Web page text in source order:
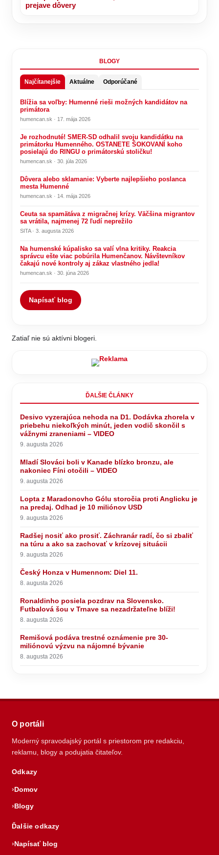
prejave dôvery
BLOGY
Najčítanejšie Aktuálne Odporúčané
Blížia sa voľby: Humenné rieši možných kandidátov na
primátora
humencan.sk · 17. mája 2026
Je rozhodnuté! SMER-SD odhalil svoju kandidátku na
primátorku Humenného. OSTANETE ŠOKOVANÍ koho
posielajú do RINGU o primátorskú stoličku!
humencan.sk · 30. júla 2026
Dôvera alebo sklamanie: Vyberte najlepšieho poslanca
mesta Humenné
humencan.sk · 14. mája 2026
Ceuta sa spamätáva z migračnej krízy. Väčšina migrantov
sa vrátila, najmenej 72 ľudí neprežilo
SITA · 3. augusta 2026
Na humenské kúpalisko sa valí vlna kritiky. Reakcia
správcu ešte viac pobúrila Humenčanov. Návštevníkov
čakajú nové kontroly aj zákaz vlastného jedla!
humencan.sk · 30. júna 2026
Napísať blog
Zatiaľ nie sú aktívni blogeri.
ĎALŠIE ČLÁNKY
Desivo vyzerajúca nehoda na D1. Dodávka zhorela v
priebehu niekoľkých minút, jeden vodič skončil s
vážnymi zraneniami – VIDEO
9. augusta 2026
Mladí Slováci boli v Kanade blízko bronzu, ale
nakoniec Fíni otočili – VIDEO
9. augusta 2026
Lopta z Maradonovho Gólu storočia proti Anglicku je
na predaj. Odhad je 10 miliónov USD
9. augusta 2026
Radšej nosiť ako prosiť. Záchranár radí, čo si zbaliť
na túru a ako sa zachovať v krízovej situácii
9. augusta 2026
Český Honza v Humennom: Diel 11.
8. augusta 2026
Ronaldinho posiela pozdrav na Slovensko.
Futbalová šou v Trnave sa nezadržateľne blíži!
8. augusta 2026
Remišová podáva trestné oznámenie pre 30-
miliónovú výzvu na nájomné bývanie
8. augusta 2026
O portáli
Moderný spravodajský portál s priestorom pre redakciu,
reklamu, blogy a podujatia čitateľov.
Odkazy
Domov
Blogy
Ďalšie odkazy
Napísať blog